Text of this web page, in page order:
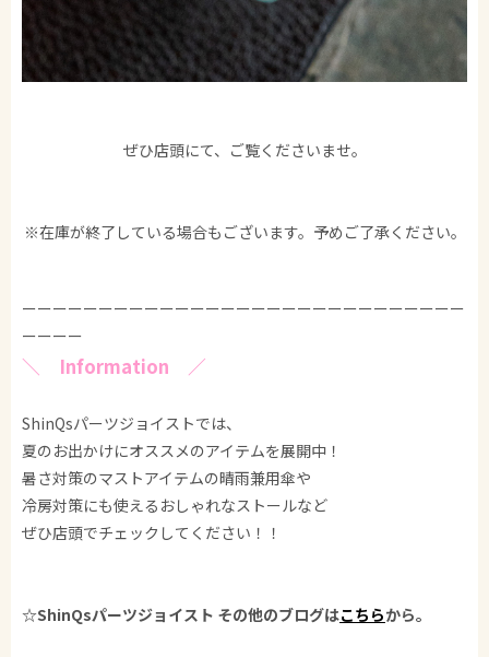
ぜひ店頭にて、ご覧くださいませ。
※在庫が終了している場合もございます。予めご了承ください。
ーーーーーーーーーーーーーーーーーーーーーーーーーーーーー
ーーーー
＼ Information ／
ShinQsパーツジョイストでは、
夏のお出かけにオススメのアイテムを展開中！
暑さ対策のマストアイテムの晴雨兼用傘や
冷房対策にも使えるおしゃれなストールなど
ぜひ店頭でチェックしてください！！
☆ShinQsパーツジョイスト その他のブログはこちらから。